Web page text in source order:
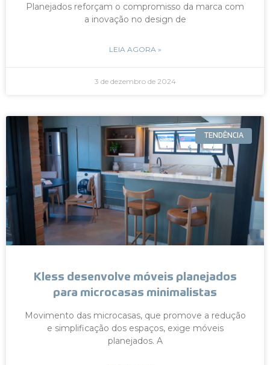
Planejados reforçam o compromisso da marca com
a inovação no design de
LEIA AGORA »
3 de dezembro de 2024
TENDÊNCIA
Kless desenvolve móveis planejados
para microcasas minimalistas
Movimento das microcasas, que promove a redução
e simplificação dos espaços, exige móveis
planejados. A